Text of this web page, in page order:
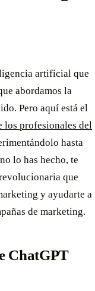
artificial que
abordamos la
Pero aquí está el
los profesionales del
hasta
lo has hecho, te
que
y ayudarte a
de marketing.
ChatGPT